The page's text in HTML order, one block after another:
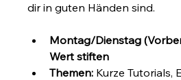
dir in guten Händen sind.
Montag/Dienstag
Wert stiften
Themen: Kurze Tutorials,